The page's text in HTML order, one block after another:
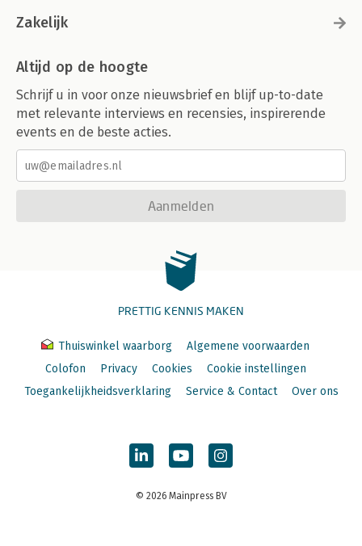
Zakelijk
Altijd op de hoogte
Schrijf u in voor onze nieuwsbrief en blijf up-to-date
met relevante interviews en recensies, inspirerende
events en de beste acties.
Aanmelden
PRETTIG KENNIS MAKEN
Thuiswinkel waarborg
Algemene voorwaarden
Colofon
Privacy Cookies
Cookie instellingen
Toegankelijkheidsverklaring
Service & Contact Over ons
© 2026 Mainpress BV